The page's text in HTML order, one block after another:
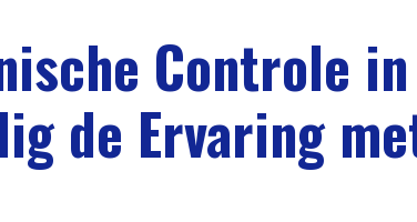
Controle
de Ervaring